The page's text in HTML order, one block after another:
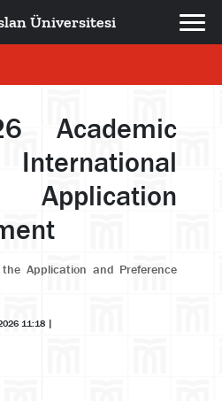
Üniversitesi
Academic
Application and Preference
11:18 |